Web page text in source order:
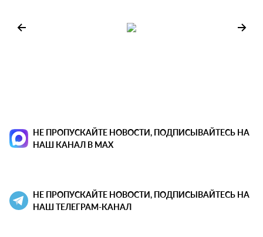
НЕ ПРОПУСКАЙТЕ НОВОСТИ, ПОДПИСЫВАЙТЕСЬ НА
НАШ КАНАЛ В MAX
НЕ ПРОПУСКАЙТЕ НОВОСТИ, ПОДПИСЫВАЙТЕСЬ НА
НАШ ТЕЛЕГРАМ-КАНАЛ